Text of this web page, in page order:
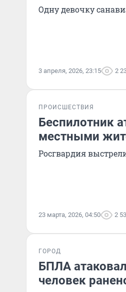
Одну девочку
3 апреля, 2026, 23:15 2
ПРОИСШЕСТВИЯ
Беспилотник
местными
Росгвардия
23 марта, 2026, 04:50 2
ГОРОД
БПЛА
человек